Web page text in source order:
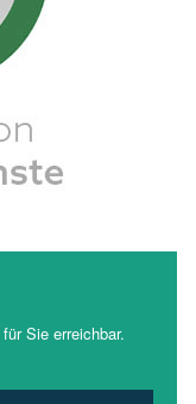
Sie erreichbar.